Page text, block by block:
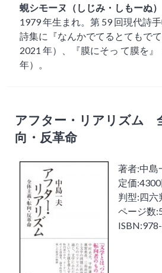
蜆シモーヌ（しじみ・しもーぬ）
1979 年生まれ。第 59 回現代詩手
詩集に『なんかでてるとてもでて
2021 年）、『膜にそっ て膜を
年）。
アフター・リアリズム
向・反革命
著者:中島
定価
判型:四六
ページ数